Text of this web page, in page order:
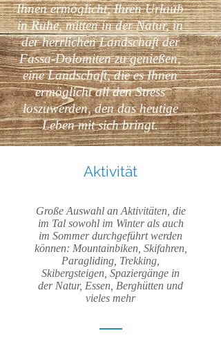
Ihnen ermöglicht, Ihren Urlaub
in Ruhe, mitten in der Natur, in
der herrlichen Landschaft der
Fassa-Dolomiten zu genießen,
eine Landschaft, die es Ihnen
ermöglicht all den Stress
loszuwerden, den das heutige
Leben mit sich bringt.
Aktivität
Große Auswahl an Aktivitäten, die
im Tal sowohl im Winter als auch
im Sommer durchgeführt werden
können: Mountainbiken, Skifahren,
Paragliding, Trekking,
Skibergsteigen, Spaziergänge in
der Natur, Essen, Berghütten und
vieles mehr